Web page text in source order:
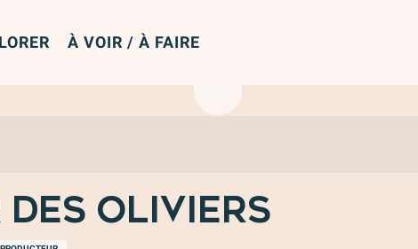
À VOIR / À FAIRE
des Oliviers